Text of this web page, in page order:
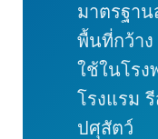
มาตรฐาน
พื้นที่กว้าง
ใช้ในโรง
โรงแรม
ปศุสัตว์